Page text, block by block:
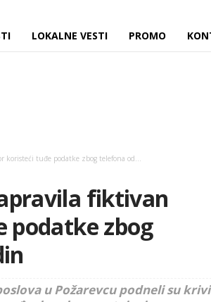
LOKALNE VESTI PROMO
koristeći tuđe podatke zbog telefona od...
fiktivan
podatke zbog
u Požarevcu podneli su